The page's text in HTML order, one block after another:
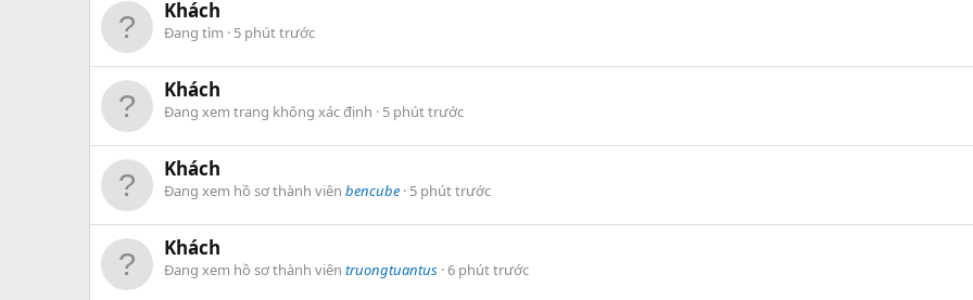
Khách
Đang tìm 5 phút trước
Khách
Đang xem trang không xác định 5 phút trước
Khách
Đang xem hồ sơ thành viên bencube 5 phút trước
Khách
Đang xem hồ sơ thành viên truongtuantus 6 phút trước